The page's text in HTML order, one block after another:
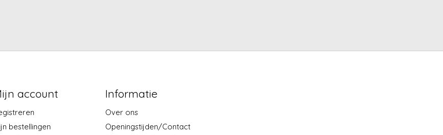
account
bestellingen
Informatie
Over ons
Openingstijden/Contact